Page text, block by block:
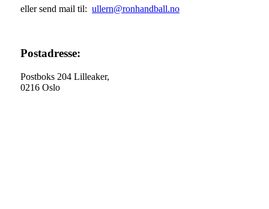
eller send mail til: ullern@ronhandball.no
Postadresse:
Postboks 204 Lilleaker,
0216 Oslo